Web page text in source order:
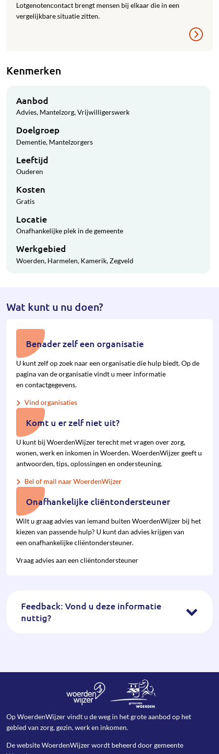
Lotgenotencontact brengt mensen bij elkaar die in een
vergelijkbare situatie zitten.
Kenmerken
Aanbod
Advies Mantelzorg Vrijwilligerswerk
Doelgroep
Dementie Mantelzorgers
Leeftijd
Ouderen
Kosten
Gratis
Locatie
Onafhankelijke plek in de gemeente
Werkgebied
Woerden Harmelen Kamerik Zegveld
Wat kunt u nu doen?
Benader zelf een organisatie
U kunt zelf op zoek naar een organisatie die hulp biedt. Op de
pagina van de organisatie vindt u meer informatie
en contactgegevens.
Vind organisaties
Komt u er zelf niet uit?
U kunt bij WoerdenWijzer terecht met vragen over zorg,
wonen, werk en inkomen in Woerden. WoerdenWijzer geeft u
antwoorden, tips, oplossingen en ondersteuning.
Bel of mail naar WoerdenWijzer
Onafhankelijke cliëntondersteuner
Wilt u graag advies van iemand buiten WoerdenWijzer bij het
kiezen van pas­sende hulp? U kunt dan advies krijgen van
een onafhan­kelijke cliënt­onder­steuner.
Vraag advies aan een cliëntondersteuner
Feedback: Vond u deze informatie
nuttig?
Op WoerdenWijzer vindt u de weg in het grote aanbod op het
gebied van zorg, gezin, werk en inkomen.
De website WoerdenWijzer wordt beheerd doorgemeente